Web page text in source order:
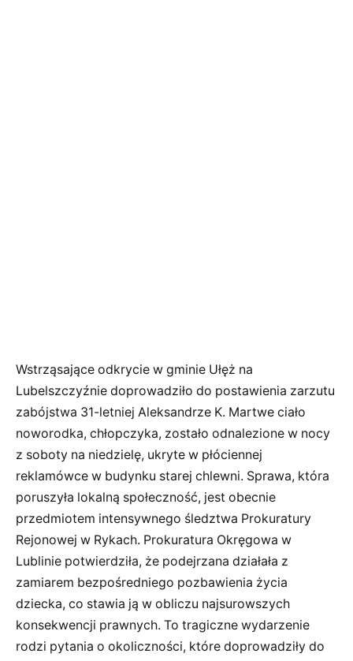
Wstrząsające odkrycie w gminie Ułęż na
Lubelszczyźnie doprowadziło do postawienia zarzutu
zabójstwa 31-letniej Aleksandrze K. Martwe ciało
noworodka, chłopczyka, zostało odnalezione w nocy
z soboty na niedzielę, ukryte w płóciennej
reklamówce w budynku starej chlewni. Sprawa, która
poruszyła lokalną społeczność, jest obecnie
przedmiotem intensywnego śledztwa Prokuratury
Rejonowej w Rykach. Prokuratura Okręgowa w
Lublinie potwierdziła, że podejrzana działała z
zamiarem bezpośredniego pozbawienia życia
dziecka, co stawia ją w obliczu najsurowszych
konsekwencji prawnych. To tragiczne wydarzenie
rodzi pytania o okoliczności, które doprowadziły do